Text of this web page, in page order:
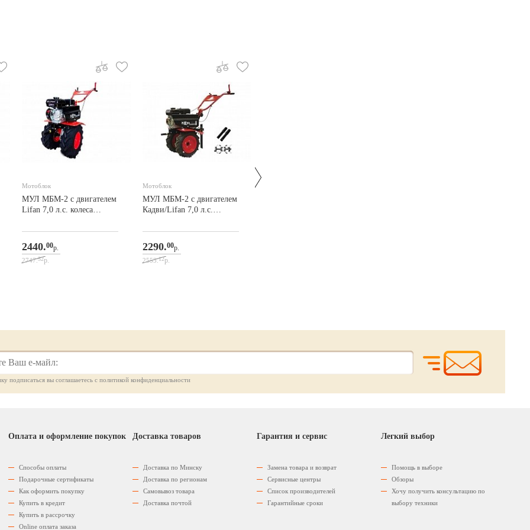
Мотоблок
МУЛ МБМ-2 с двигателем
Lifan 7,0 л.с. колеса
2440.00р.
2747.52р.
Мотоблок
МУЛ МБМ-2 с двигателем
Кадви/Lifan 7,0 л.с.
2290.00р.
2553.12р.
подписаться вы соглашаетесь с политикой конфиденциальности
Оплата и оформление покупок
Способы оплаты
Подарочные сертификаты
Как оформить покупку
Купить в кредит
Купить в рассрочку
Оnline оплата заказа
Доставка товаров
Доставка по Минску
Доставка по регионам
Самовывоз товара
Доставка почтой
Гарантия и сервис
Замена товара и возврат
Сервисные центры
Список производителей
Гарантийные сроки
Легкий выбор
Помощь в выборе
Обзоры
Хочу получить консультацию по
выбору техники